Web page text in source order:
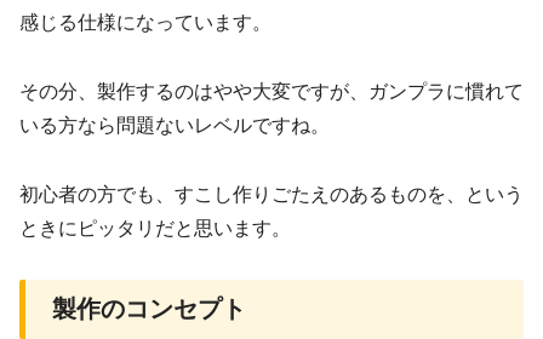
感じる仕様になっています。
その分、製作するのはやや大変ですが、ガンプラに慣れて
いる方なら問題ないレベルですね。
初心者の方でも、すこし作りごたえのあるものを、という
ときにピッタリだと思います。
製作のコンセプト